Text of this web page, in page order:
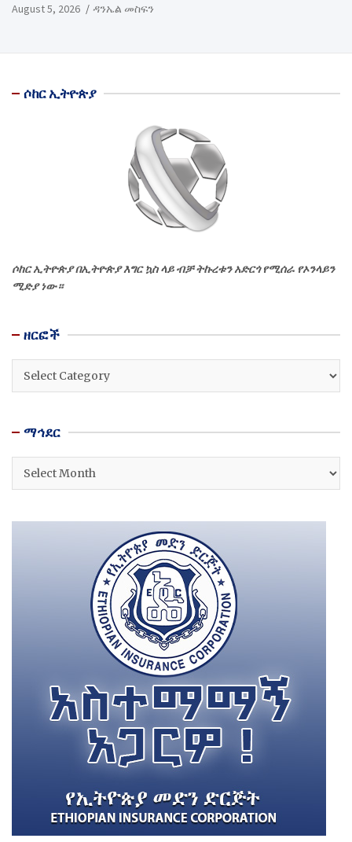
August 5, 2026 ዳንኤል መስፍን
ሶከር ኢትዮጵያ
ሶከር ኢትዮጵያ በኢትዮጵያ እግር ኳስ ላይ ብቻ ትኩረቱን አድርጎ የሚሰራ የኦንላይን
ሚድያ ነው።
ዘርፎች
ዘርፎች
ማኅደር
ማኅደር